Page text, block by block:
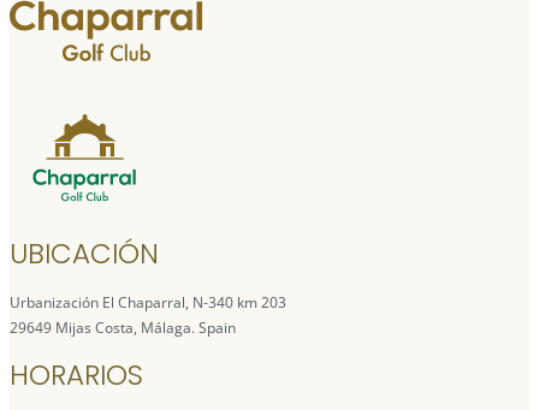
UBICACIÓN
Urbanización El Chaparral, N-340 km 203
29649 Mijas Costa, Málaga. Spain
HORARIOS